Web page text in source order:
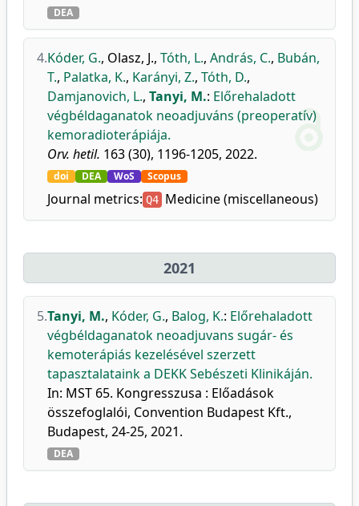
DEA
4.Kóder, G., Olasz, J., Tóth, L., András, C., Bubán,
T., Palatka, K., Karányi, Z., Tóth, D.,
Damjanovich, L., Tanyi, M.: Előrehaladott
végbéldaganatok neoadjuváns (preoperatív)
kemoradioterápiája.
Orv. hetil. 163 (30), 1196-1205, 2022.
doi DEA WoS Scopus
Journal metrics: Q4 Medicine (miscellaneous)
2021
5.Tanyi, M., Kóder, G., Balog, K.: Előrehaladott
végbéldaganatok neoadjuvans sugár- és
kemoterápiás kezelésével szerzett
tapasztalataink a DEKK Sebészeti Klinikáján.
In: MST 65. Kongresszusa : Előadások
összefoglalói, Convention Budapest Kft.,
Budapest, 24-25, 2021.
DEA